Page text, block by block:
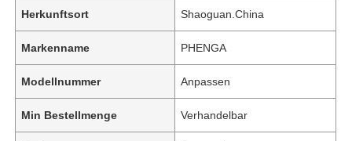
Herkunftsort Shaoguan.China
Markenname PHENGA
Modellnummer Anpassen
Min Bestellmenge Verhandelbar